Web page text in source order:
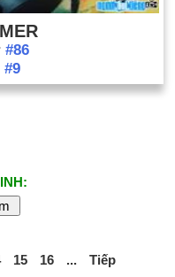
#86
#9
15 16 ... Tiếp